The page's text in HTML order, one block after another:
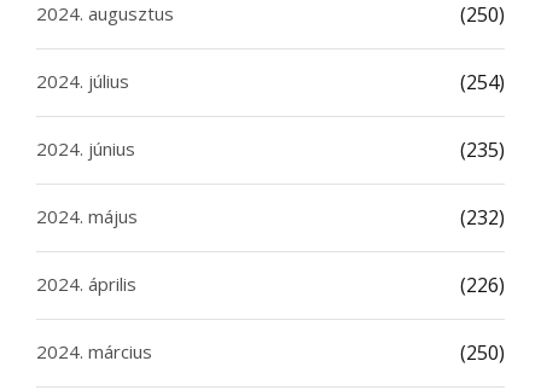
2024. augusztus (250)
2024. július (254)
2024. június (235)
2024. május (232)
2024. április (226)
2024. március (250)